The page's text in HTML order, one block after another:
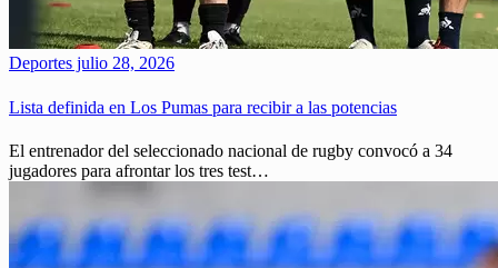
Deportes julio 28, 2026
Lista definida en Los Pumas para recibir a las potencias
El entrenador del seleccionado nacional de rugby convocó a 34
jugadores para afrontar los tres test…